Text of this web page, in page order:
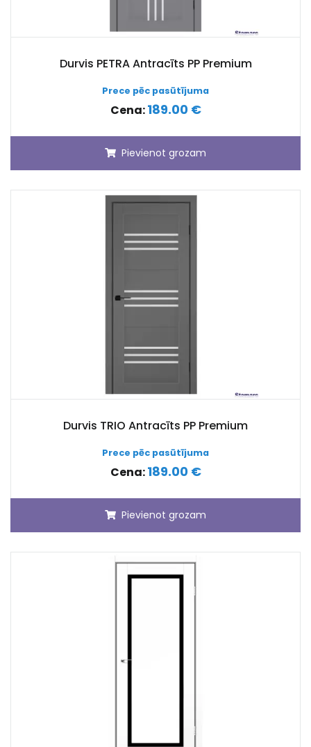
Durvis PETRA Antracīts PP Premium
Prece pēc pasūtījuma
Cena:189.00 €
Pievienot grozam
Durvis TRIO Antracīts PP Premium
Prece pēc pasūtījuma
Cena:189.00 €
Pievienot grozam